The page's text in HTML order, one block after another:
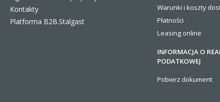
Kontakty
Platforma B2B.Stalgast
Warunki i koszty
Płatności
Leasing online
INFORMACJA O
PODATKOWEJ
Pobierz dokument